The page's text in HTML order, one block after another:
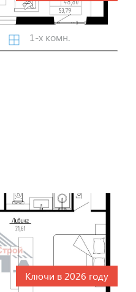
1-х комн.
Ключи в 2026 году